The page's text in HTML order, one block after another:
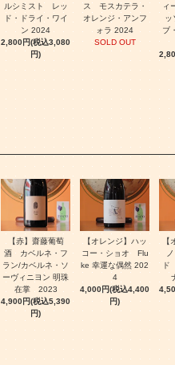
ルシミスト レッ
ド・ドライ・ワイ
ン 2024
2,800円(税込3,080
円)
ス モスカテラ・
オレンジ・アンフ
ォラ 2024
SOLD OUT
ィ
ッ
ブ
【赤】齋藤葡萄
酒 カベルネ・フ
ラン/カベルネ・ソ
ーヴィニヨン 明珠
在掌 2023
4,900円(税込5,390
円)
【オレンジ】ハッ
コー・ショオ Flu
ke 幸運な偶然 202
4
4,000円(税込4,400
円)
【
ド